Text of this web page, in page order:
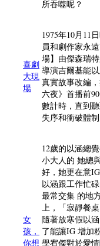
所吞噬呢？
喜劇
大現
場
1975年10月11
員和劇作家永
場】由傑森瑞
導演吉爾基能
真實故事改編
六夜》首播前
數計時，直到
失序和衝破體
女
孩，
你想
12歲的以涵總
小大人的 她總
好，她更在意
以涵跟工作忙
最常交集 的地
上，「寂靜餐
隨著放寒假以
了能讓IG 增加
學宥傑對於愛